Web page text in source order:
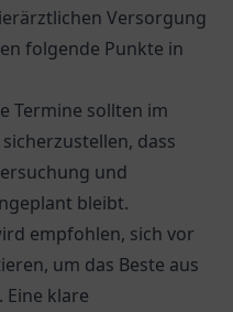
Versorgung
folgende Punkte in
Termine sollten im
dass
und
bleibt.
empfohlen, sich vor
um das Beste aus
Eine klare